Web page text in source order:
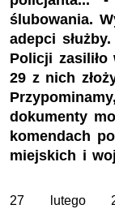
ślubowania.
adepci
Policji zasiliło
29 z nich
dokumenty
komendach
miejskich i
27 lutego